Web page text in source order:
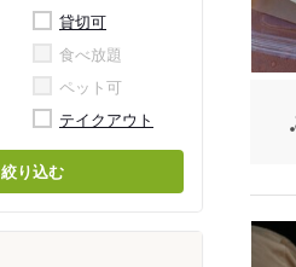
貸切可
食べ放題
ペット可
テイクアウト
絞り込む